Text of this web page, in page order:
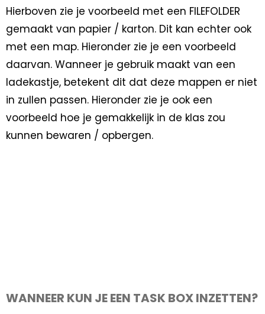
Hierboven zie je voorbeeld met een FILEFOLDER
gemaakt van papier / karton. Dit kan echter ook
met een map. Hieronder zie je een voorbeeld
daarvan. Wanneer je gebruik maakt van een
ladekastje, betekent dit dat deze mappen er niet
in zullen passen. Hieronder zie je ook een
voorbeeld hoe je gemakkelijk in de klas zou
kunnen bewaren / opbergen.
WANNEER KUN JE EEN TASK BOX INZETTEN?